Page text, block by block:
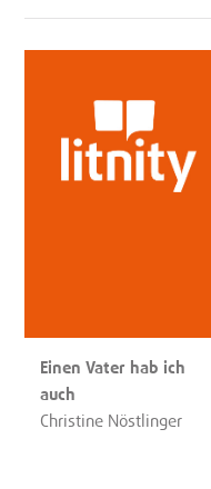
Einen Vater hab ich
auch
Christine Nöstlinger